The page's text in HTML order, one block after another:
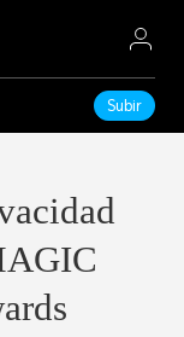
Subir